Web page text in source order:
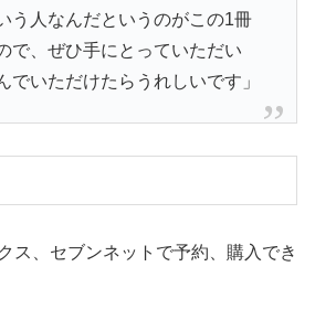
う人なんだというのがこの1冊
で、ぜひ手にとっていただい
でいただけたらうれしいです」
ス、セブンネットで予約、購入でき